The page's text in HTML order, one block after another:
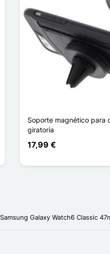
Soporte magnético para
giratoria
17,99 €
Samsung Galaxy Watch6 Classic